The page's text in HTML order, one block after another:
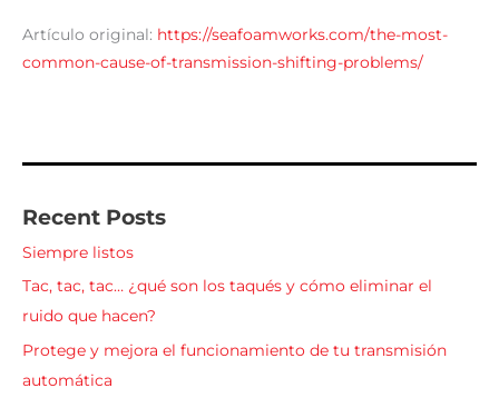
Artículo original: https://seafoamworks.com/the-most-
common-cause-of-transmission-shifting-problems/
Recent Posts
Siempre listos
Tac, tac, tac… ¿qué son los taqués y cómo eliminar el
ruido que hacen?
Protege y mejora el funcionamiento de tu transmisión
automática